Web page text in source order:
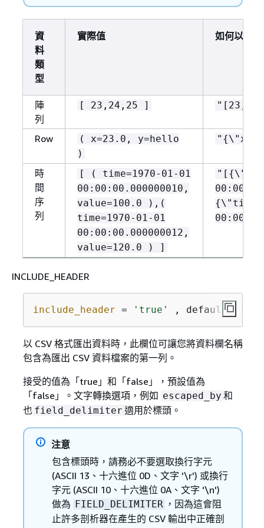
資
料
類
型
實際值 如何以
陣
列
[ 23,24,25 ]
Row
( x=23.0, y=hello
)
" {
時
間
序
列
[ ( time=1970-01-01
00:00:00.000000010,
value=100.0 ),(
time=1970-01-01
00:00:00.000000012,
value=120.0 ) ]
"[ {
{
INCLUDE_HEADER
include_header = 'true' , default:
以 CSV 格式匯出資料時，此欄位可讓您將資料欄名稱
包含為匯出 CSV 資料檔案的第一列。
接受的值為「true」和「false」，預設值為
「false」。文字轉換選項，例如 escaped_by 和
也 field_delimiter 適用於標頭。
注意
包含標頭時，請務必不要選取換行字元
(ASCII 13、十六進位 0D、文字 '\r') 或換行
字元 (ASCII 10、十六進位 0A、文字 '\n')
做為 FIELD_DELIMITER ，因為這會阻
止許多剖析器在產生的 CSV 輸出中正確剖